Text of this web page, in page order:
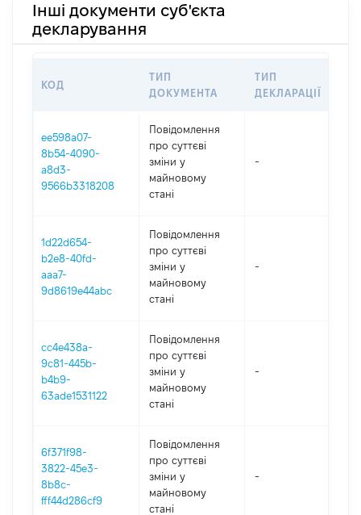
Інші документи суб'єкта
декларування
КОД
ТИП
ДОКУМЕНТА
ТИП
ДЕКЛАРАЦІЇ
ee598a07-
8b54-4090-
a8d3-
9566b3318208
Повідомлення
про суттєві
зміни y
майновому
стані
-
1d22d654-
b2e8-40fd-
aaa7-
9d8619e44abc
Повідомлення
про суттєві
зміни y
майновому
стані
-
cc4e438a-
9c81-445b-
b4b9-
63ade1531122
Повідомлення
про суттєві
зміни y
майновому
стані
-
6f371f98-
3822-45e3-
8b8c-
fff44d286cf9
Повідомлення
про суттєві
зміни y
майновому
стані
-